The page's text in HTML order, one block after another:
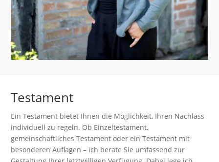
Testament
Ein Testament bietet Ihnen die Möglichkeit, Ihren Nachlass
individuell zu regeln. Ob Einzeltestament,
gemeinschaftliches Testament oder ein Testament mit
besonderen Auflagen – ich berate Sie umfassend zur